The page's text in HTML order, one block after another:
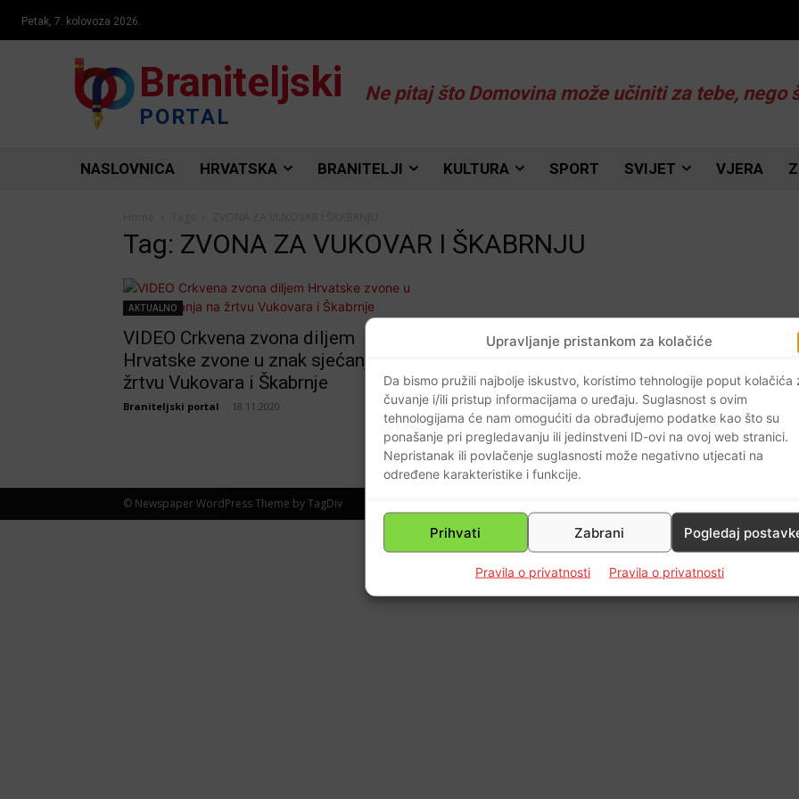
Upravljanje pristankom za kolačiće
Da bismo pružili najbolje iskustvo, koristimo tehnologije poput kolačića
čuvanje i/ili pristup informacijama o uređaju. Suglasnost s ovim
tehnologijama će nam omogućiti da obrađujemo podatke kao što su
ponašanje pri pregledavanju ili jedinstveni ID-ovi na ovoj web stranici.
Nepristanak ili povlačenje suglasnosti može negativno utjecati na
određene karakteristike i funkcije.
Prihvati Zabrani Pogledaj
Pravila o privatnosti Pravila o privatnosti
Petak, 7. kolovoza 2026.
Braniteljski
PORTAL
Ne pitaj što Domovina može učiniti za tebe, nego
NASLOVNICA HRVATSKA BRANITELJI KULTURA SPORT SVIJET VJERA
Tag: ZVONA ZA VUKOVAR I ŠKABRNJU
AKTUALNO
VIDEO Crkvena zvona diljem
Hrvatske zvone u znak sjećanja na
žrtvu Vukovara i Škabrnje
Braniteljski portal 18.11.2020 0
© Newspaper WordPress Theme by TagDiv